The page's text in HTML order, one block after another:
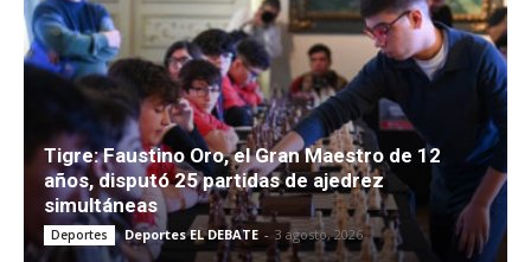
Tigre: Faustino Oro, el Gran Maestro de 12
años, disputó 25 partidas de ajedrez
simultáneas
Deportes Deportes EL DEBATE - 3 agosto, 2026